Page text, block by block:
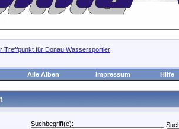
Treffpunkt für Donau Wassersportler
Alle Alben Impressum Hilfe
Suchbegriff(e):